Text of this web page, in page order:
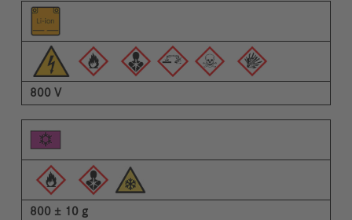
800 V
800 ± 10 g